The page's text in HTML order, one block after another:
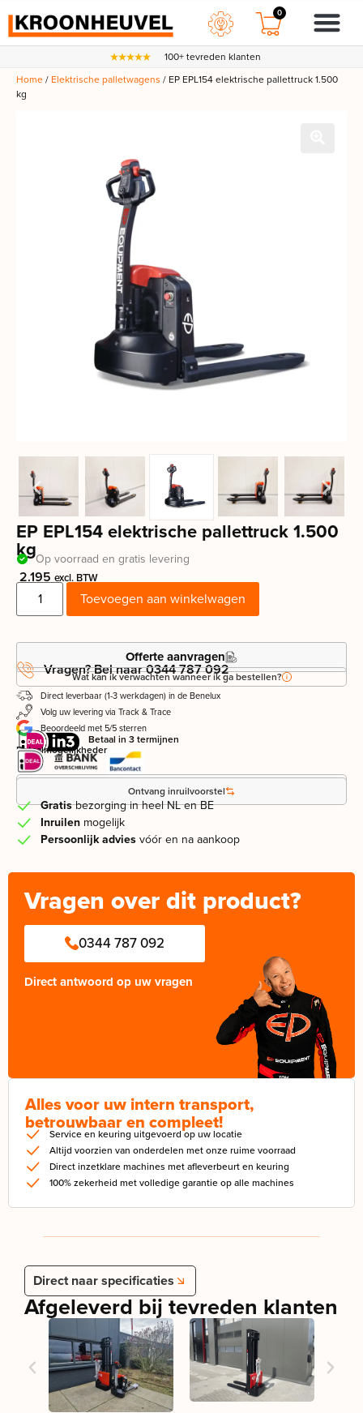
0
100+ tevreden klanten
Home/ Elektrische palletwagens / EP EPL154 elektrische pallettruck 1.500
kg
EP EPL154 elektrische pallettruck 1.500
kgOp voorraad en gratis levering
2.195 excl. BTW
Toevoegen aan winkelwagen
Offerte aanvragen
Vragen? Bel naar 0344 787 092
Wat kan ik verwachten wanneer ik ga bestellen?
Direct leverbaar (1-3 werkdagen) in de Benelux
Volg uw levering via Track & Trace
Beoordeeld met 5/5 sterren
Betaal in 3 termijnen
Betaalmogelijkheden
Leasevoorstel aanvragen
Ontvang inruilvoorstel
Gratisbezorging in heel NL en BE
Inruilen mogelijk
Persoonlijk adviesvóór en na aankoop
Vragen over dit product?
0344 787 092
Direct antwoord op uw vragen
Alles voor uw intern transport,
betrouwbaar en compleet!
Service en keuring uitgevoerd op uw locatie
Altijd voorzien van onderdelen met onze ruime voorraad
Direct inzetklare machines met afleverbeurt en keuring
100% zekerheid met volledige garantie op alle machines
Direct naar specificaties
Afgeleverd bij tevreden klanten